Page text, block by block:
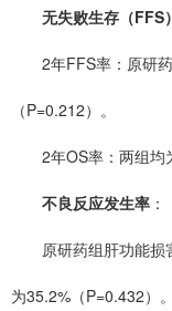
无失败生存（FFS
2年FFS率：原研药
（P=0.212）。
2年OS率：两组均
不良反应发生率 ：
原研药组肝功能损
为35.2%（P=0.432）。